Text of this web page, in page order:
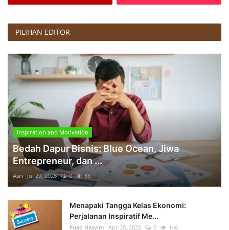
PILIHAN EDITOR
Inspiration and Motivation
Bedah Dapur Bisnis: Blue Ocean, Jiwa
Entrepreneur, dan ...
Asri Jul 29, 2026 0 88
Menapaki Tangga Kelas Ekonomi:
Perjalanan Inspiratif Me...
Fuad Hasyim Apr 30, 2025 0 146